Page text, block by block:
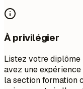
À privilégier
Listez votre diplôme
avez une
la section formation